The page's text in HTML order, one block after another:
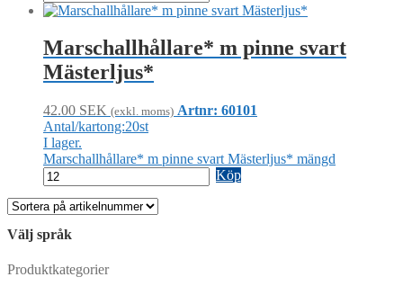
Marschallhållare* m pinne svart
Mästerljus*
42.00 SEK (exkl. moms) Artnr: 60101
Antal/kartong:20st
I lager.
Marschallhållare* m pinne svart Mästerljus* mängd
Köp
Välj språk
Produktkategorier